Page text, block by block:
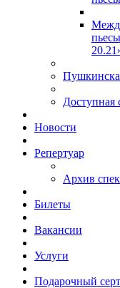
Доступная
Новости
Репертуар
Архив
Билеты
Вакансии
Услуги
Подарочный